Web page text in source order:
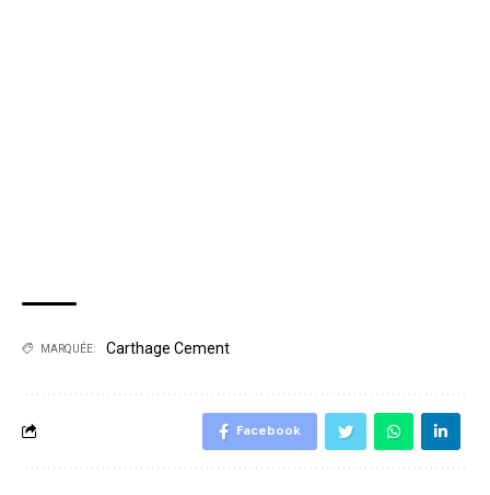
MARQUÉE: Carthage Cement
Facebook